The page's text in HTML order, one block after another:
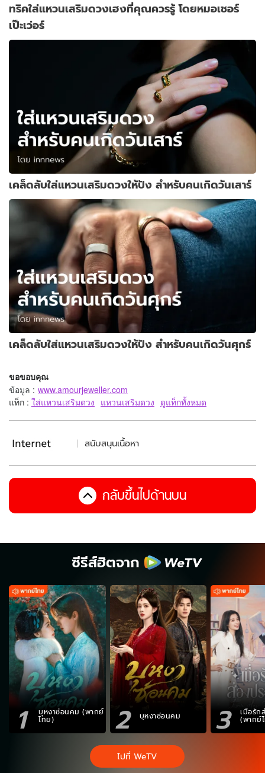
ทริคใส่แหวนเสริมดวงเฮงที่คุณควรรู้ โดยหมอเชอร์
เป๊ะเว่อร์
เคล็ดลับใส่แหวนเสริมดวงให้ปัง สำหรับคนเกิดวันเสาร์
เคล็ดลับใส่แหวนเสริมดวงให้ปัง สำหรับคนเกิดวันศุกร์
ขอขอบคุณ
ข้อมูล : www.amourjeweller.com
แท็ก : ใส่แหวนเสริมดวง แหวนเสริมดวง ดูแท็กทั้งหมด
สนับสนุนเนื้อหา
กลับขึ้นไปด้านบน
ซีรีส์ฮิตจาก
1 บุหงาซ่อนคม (พากย์
ไทย) 2 บุหงาซ่อนคม 3 เมื่อรัก
(พากย์
ไปที่ WeTV